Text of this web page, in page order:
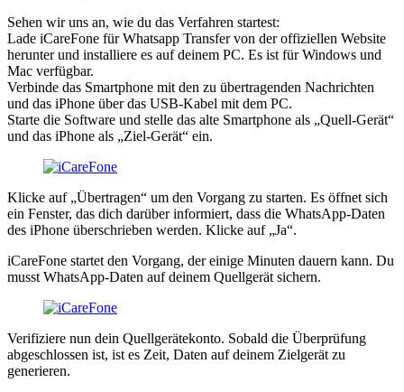
Sehen wir uns an, wie du das Verfahren startest:
Lade iCareFone für Whatsapp Transfer von der offiziellen Website
herunter und installiere es auf deinem PC. Es ist für Windows und
Mac verfügbar.
Verbinde das Smartphone mit den zu übertragenden Nachrichten
und das iPhone über das USB-Kabel mit dem PC.
Starte die Software und stelle das alte Smartphone als „Quell-Gerät“
und das iPhone als „Ziel-Gerät“ ein.
Klicke auf „Übertragen“ um den Vorgang zu starten. Es öffnet sich
ein Fenster, das dich darüber informiert, dass die WhatsApp-Daten
des iPhone überschrieben werden. Klicke auf „Ja“.
iCareFone startet den Vorgang, der einige Minuten dauern kann. Du
musst WhatsApp-Daten auf deinem Quellgerät sichern.
Verifiziere nun dein Quellgerätekonto. Sobald die Überprüfung
abgeschlossen ist, ist es Zeit, Daten auf deinem Zielgerät zu
generieren.